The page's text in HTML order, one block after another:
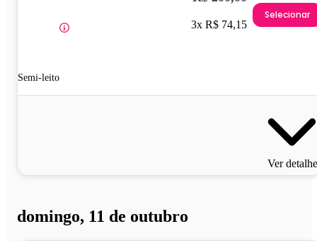
Semi-leito
3x R$ 74,15
Selecionar
Ver
domingo, 11 de outubro